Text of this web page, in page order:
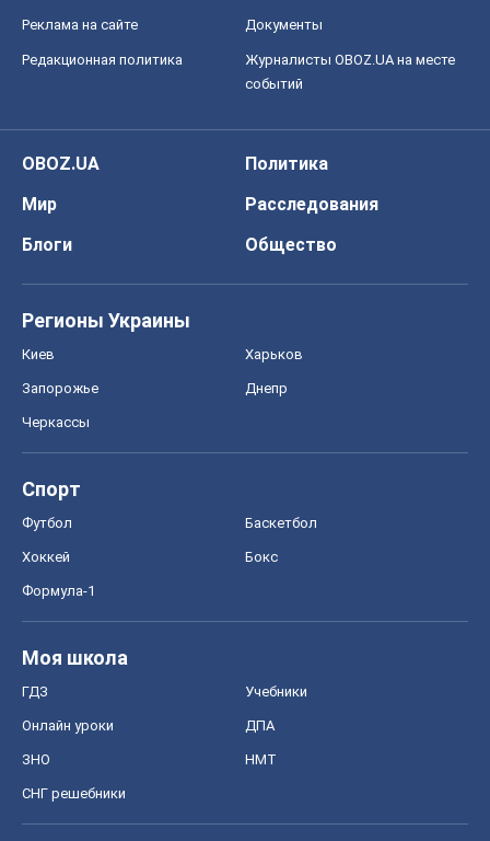
Реклама на сайте Документы
Редакционная политика
Журналисты OBOZ.UA на месте
событий
OBOZ.UA
Политика
Мир
Расследования
Блоги
Общество
Регионы Украины
Киев Харьков
Запорожье Днепр
Черкассы
Спорт
Футбол Баскетбол
Хоккей Бокс
Формула-1
Моя школа
ГДЗ Учебники
Онлайн уроки ДПА
ЗНО НМТ
СНГ решебники